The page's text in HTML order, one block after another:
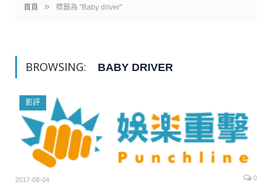
首頁 » 標籤為 "Baby driver"
BROWSING: BABY DRIVER
影評
2017-08-04 0